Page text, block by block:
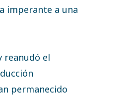
imperante a una
reanudó el
permanecido